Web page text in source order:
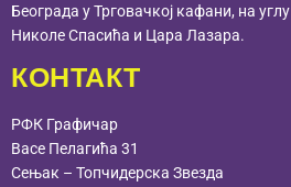
Београда у Трговачкој кафани, на углу
Николе Спасића и Цара Лазара.
КОНТАКТ
РФК Графичар
Васе Пелагића 31
Сењак – Топчидерска Звезда